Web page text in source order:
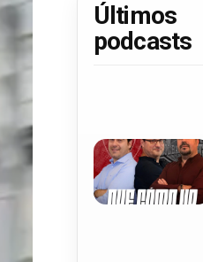
Últimos
podcasts